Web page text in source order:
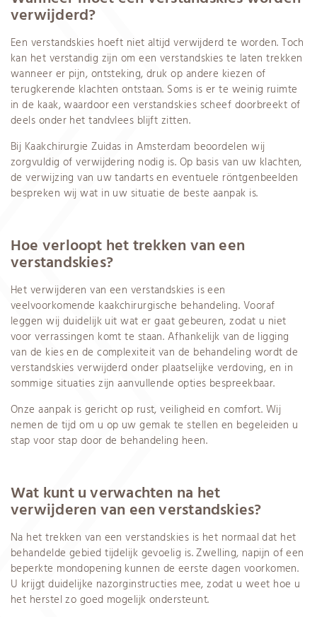
verwijderd?
Een verstandskies hoeft niet altijd verwijderd te worden. Toch
kan het verstandig zijn om een verstandskies te laten trekken
wanneer er pijn, ontsteking, druk op andere kiezen of
terugkerende klachten ontstaan. Soms is er te weinig ruimte
in de kaak, waardoor een verstandskies scheef doorbreekt of
deels onder het tandvlees blijft zitten.
Bij Kaakchirurgie Zuidas in Amsterdam beoordelen wij
zorgvuldig of verwijdering nodig is. Op basis van uw klachten,
de verwijzing van uw tandarts en eventuele röntgenbeelden
bespreken wij wat in uw situatie de beste aanpak is.
Hoe verloopt het trekken van een
verstandskies?
Het verwijderen van een verstandskies is een
veelvoorkomende kaakchirurgische behandeling. Vooraf
leggen wij duidelijk uit wat er gaat gebeuren, zodat u niet
voor verrassingen komt te staan. Afhankelijk van de ligging
van de kies en de complexiteit van de behandeling wordt de
verstandskies verwijderd onder plaatselijke verdoving, en in
sommige situaties zijn aanvullende opties bespreekbaar.
Onze aanpak is gericht op rust, veiligheid en comfort. Wij
nemen de tijd om u op uw gemak te stellen en begeleiden u
stap voor stap door de behandeling heen.
Wat kunt u verwachten na het
verwijderen van een verstandskies?
Na het trekken van een verstandskies is het normaal dat het
behandelde gebied tijdelijk gevoelig is. Zwelling, napijn of een
beperkte mondopening kunnen de eerste dagen voorkomen.
U krijgt duidelijke nazorginstructies mee, zodat u weet hoe u
het herstel zo goed mogelijk ondersteunt.